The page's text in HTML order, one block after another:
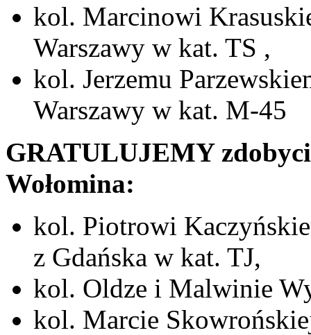
kol. Marcinowi
Warszawy w kat. TS ,
kol. Jerzemu
Warszawy w kat. M-45
GRATULUJEMY
Wołomina:
kol. Piotrowi
z Gdańska w kat. TJ,
kol. Oldze i Malwinie
kol. Marcie